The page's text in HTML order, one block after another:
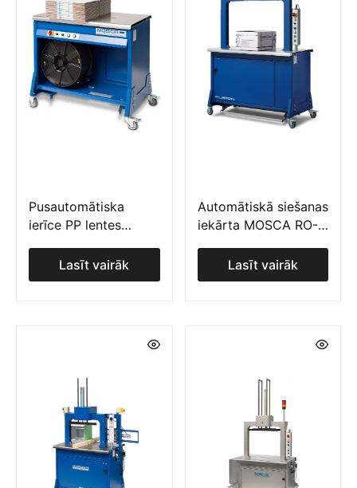
Pusautomātiska
ierīce PP lentes
Lasīt vairāk
Automātiskā siešanas
iekārta MOSCA RO-
Lasīt vairāk